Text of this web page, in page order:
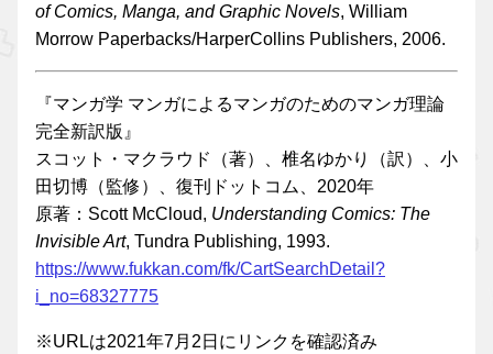
of Comics, Manga, and Graphic Novels, William
Morrow Paperbacks/HarperCollins Publishers, 2006.
『マンガ学 マンガによるマンガのためのマンガ理論
完全新訳版』
スコット・マクラウド（著）、椎名ゆかり（訳）、小
田切博（監修）、復刊ドットコム、2020年
原著：Scott McCloud, Understanding Comics: The
Invisible Art, Tundra Publishing, 1993.
https://www.fukkan.com/fk/CartSearchDetail?
i_no=68327775
※URLは2021年7月2日にリンクを確認済み